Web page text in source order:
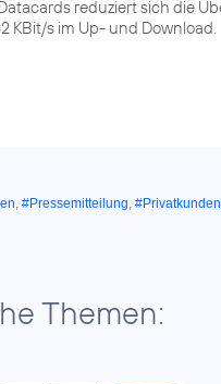
reduziert sich die
KBit/s im Up- und Download.
, #Pressemitteilung, #Privatkunden
Themen: